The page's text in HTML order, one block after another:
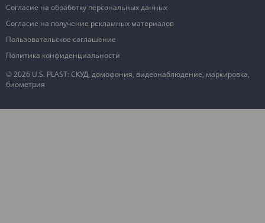
© 2026 U.S. PLAST: СКУД, домофония, видеонаблюдение, маркировка,
биометрия
Согласие на обработку персональных данных
Согласие на получение рекламных материалов
Пользовательское соглашение
Политика конфиденциальности